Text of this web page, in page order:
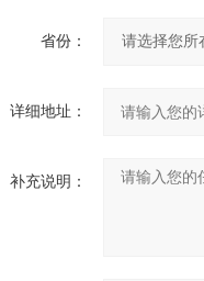
省份：
详细地址：
补充说明：